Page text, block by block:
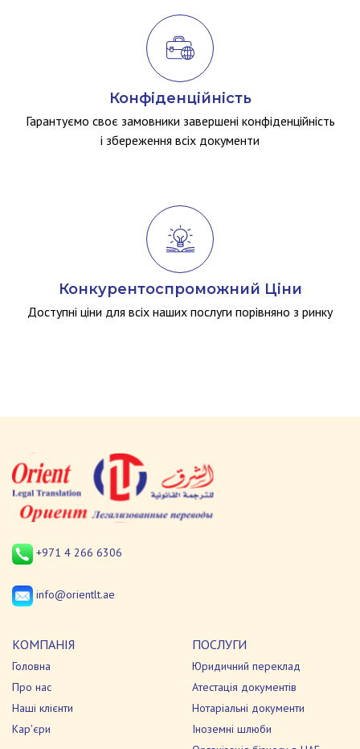
Конфіденційність
Гарантуємо своє замовники завершені конфіденційність
і збереження всіх документи
Конкурентоспроможний Ціни
Доступні ціни для всіх наших послуги порівняно з ринку
+971 4 266 6306
info@orientlt.ae
КОМПАНІЯ
Головна
Про нас
Наші клієнти
Кар'єри
ПОСЛУГИ
Юридичний переклад
Атестація документів
Нотаріальні документи
Іноземні шлюби